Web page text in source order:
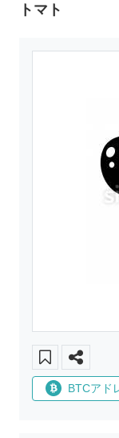
トマト
BTCアド